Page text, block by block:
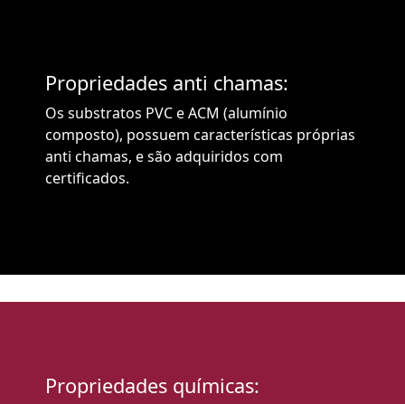
Propriedades anti chamas:
Os substratos PVC e ACM (alumínio
composto), possuem características próprias
anti chamas, e são adquiridos com
certificados.
Propriedades químicas: